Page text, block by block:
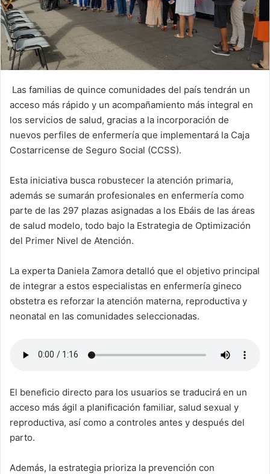
Las familias de quince comunidades del país tendrán un
acceso más rápido y un acompañamiento más integral en
los servicios de salud, gracias a la incorporación de
nuevos perfiles de enfermería que implementará la Caja
Costarricense de Seguro Social (CCSS).
Esta iniciativa busca robustecer la atención primaria,
además se sumarán profesionales en enfermería como
parte de las 297 plazas asignadas a los Ebáis de las áreas
de salud modelo, todo bajo la Estrategia de Optimización
del Primer Nivel de Atención.
La experta Daniela Zamora detalló que el objetivo principal
de integrar a estos especialistas en enfermería gineco
obstetra es reforzar la atención materna, reproductiva y
neonatal en las comunidades seleccionadas.
El beneficio directo para los usuarios se traducirá en un
acceso más ágil a planificación familiar, salud sexual y
reproductiva, así como a controles antes y después del
parto.
Además, la estrategia prioriza la prevención con